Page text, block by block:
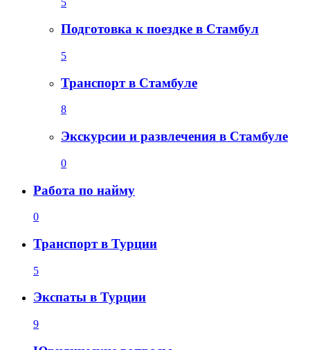
Подготовка к поездке в Стамбул
5
Транспорт в Стамбуле
8
Экскурсии и развлечения в Стамбуле
0
Работа по найму
0
Транспорт в Турции
5
Экспаты в Турции
9